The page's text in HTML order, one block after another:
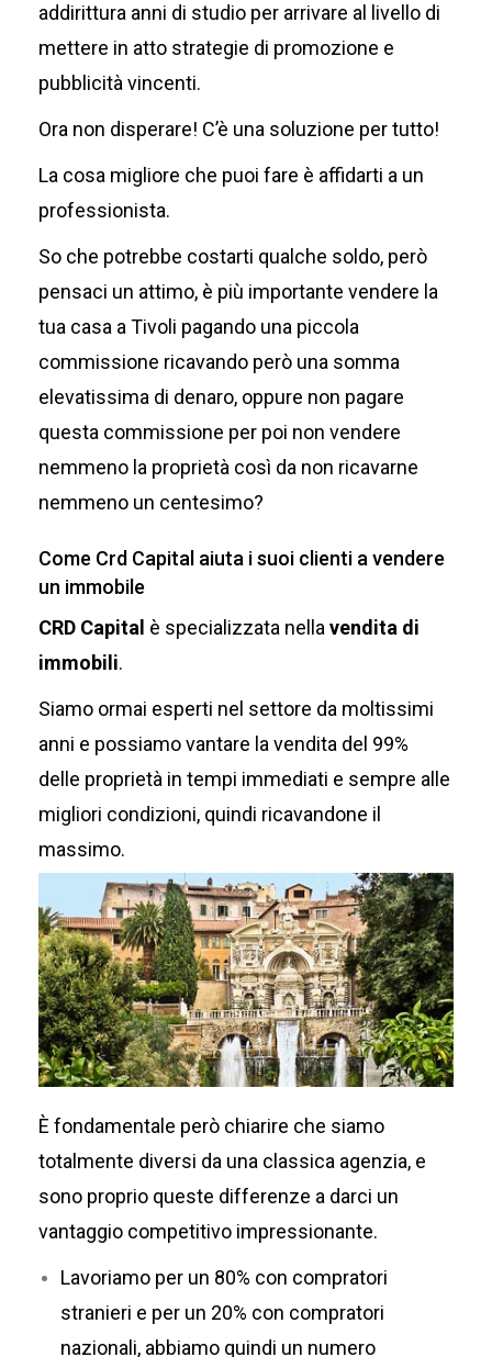
addirittura anni di studio per arrivare al livello di
mettere in atto strategie di promozione e
pubblicità vincenti.
Ora non disperare! C’è una soluzione per tutto!
La cosa migliore che puoi fare è affidarti a un
professionista.
So che potrebbe costarti qualche soldo, però
pensaci un attimo, è più importante vendere la
tua casa a Tivoli pagando una piccola
commissione ricavando però una somma
elevatissima di denaro, oppure non pagare
questa commissione per poi non vendere
nemmeno la proprietà così da non ricavarne
nemmeno un centesimo?
Come Crd Capital aiuta i suoi clienti a vendere
un immobile
CRD Capital è specializzata nella vendita di
immobili.
Siamo ormai esperti nel settore da moltissimi
anni e possiamo vantare la vendita del 99%
delle proprietà in tempi immediati e sempre alle
migliori condizioni, quindi ricavandone il
massimo.
È fondamentale però chiarire che siamo
totalmente diversi da una classica agenzia, e
sono proprio queste differenze a darci un
vantaggio competitivo impressionante.
Lavoriamo per un 80% con compratori
stranieri e per un 20% con compratori
nazionali, abbiamo quindi un numero